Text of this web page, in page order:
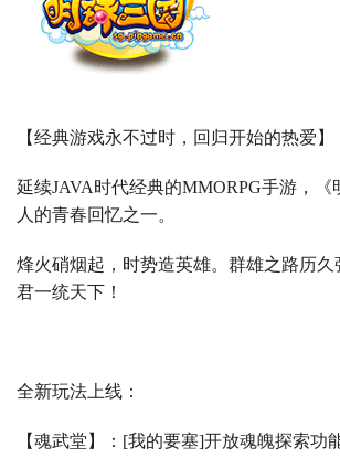
【经典游戏永不过时，回归开始的热爱】
延续JAVA时代经典的MMORPG手游，《
人的青春回忆之一。
烽火硝烟起，时势造英雄。群雄之路历久
君一统天下！
全新玩法上线：
【魂武堂】： [我的要塞]开放魂魄探索功